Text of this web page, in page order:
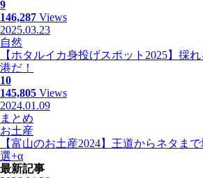
9
146,287 Views
2025.03.23
自然
【ホタルイカ身投げスポット2025】採
港だ！
10
145,805 Views
2024.01.09
まとめ
お土産
【富山のお土産2024】王道からネタま
選+α
最新記事